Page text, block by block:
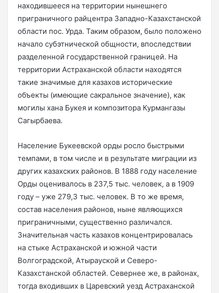
находившееся на территории нынешнего
приграничного райцентра Западно-Казахстанской
области пос. Урда. Таким образом, было положено
начало субэтнической общности, впоследствии
разделенной государственной границей. На
территории Астраханской области находятся
такие значимые для казахов исторические
объекты (имеющие сакральное значение), как
могилы хана Букея и композитора Курмангазы
Сагырбаева.
Население Букеевской орды росло быстрыми
темпами, в том числе и в результате миграции из
других казахских районов. В 1888 году население
Орды оценивалось в 237,5 тыс. человек, а в 1909
году – уже 279,3 тыс. человек. В то же время,
состав населения районов, ныне являющихся
приграничными, существенно различался.
Значительная часть казахов концентрировалась
на стыке Астраханской и южной части
Волгоградской, Атырауской и Северо-
Казахстанской областей. Севернее же, в районах,
тогда входивших в Царевский уезд Астраханской